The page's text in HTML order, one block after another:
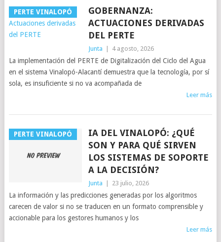
PERTE VINALOPÓ
GOBERNANZA:
ACTUACIONES DERIVADAS
DEL PERTE
Junta | 4 agosto, 2026
La implementación del PERTE de Digitalización del Ciclo del Agua
en el sistema Vinalopó-Alacantí demuestra que la tecnología, por sí
sola, es insuficiente si no va acompañada de
Leer más
PERTE VINALOPÓ
IA DEL VINALOPÓ: ¿QUÉ
SON Y PARA QUÉ SIRVEN
LOS SISTEMAS DE SOPORTE
A LA DECISIÓN?
Junta | 23 julio, 2026
La información y las predicciones generadas por los algoritmos
carecen de valor si no se traducen en un formato comprensible y
accionable para los gestores humanos y los
Leer más